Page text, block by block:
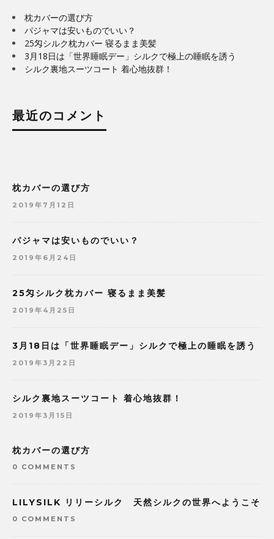
枕カバーの選び方
パジャマは安いものでいい？
25匁シルク枕カバー 寝るまま美髪
3月18日は「世界睡眠デー」シルクで極上の睡眠を誘う
シルク裏地スーツコート 着心地抜群！
最近のコメント
枕カバーの選び方
2019年7月12日
パジャマは安いものでいい？
2019年6月24日
25匁シルク枕カバー 寝るまま美髪
2019年4月25日
3月18日は「世界睡眠デー」シルクで極上の睡眠を誘う
2019年3月22日
シルク裏地スーツコート 着心地抜群！
2019年3月15日
枕カバーの選び方
0 COMMENTS
LILYSILK リリーシルク 天然シルクの世界へようこそ
0 COMMENTS